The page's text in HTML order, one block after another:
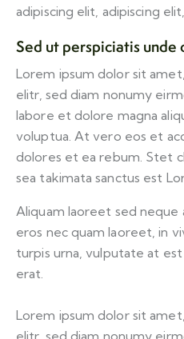
adipiscing elit, adipiscing
Sed ut perspiciatis unde
Lorem ipsum dolor sit
elitr, sed diam nonumy
labore et dolore magna
voluptua. At vero eos et
dolores et ea rebum. Stet
sea takimata sanctus est
Aliquam laoreet sed neque
eros nec quam laoreet, in
turpis urna, vulputate at
erat.
Lorem ipsum dolor sit
elitr, sed diam nonumy